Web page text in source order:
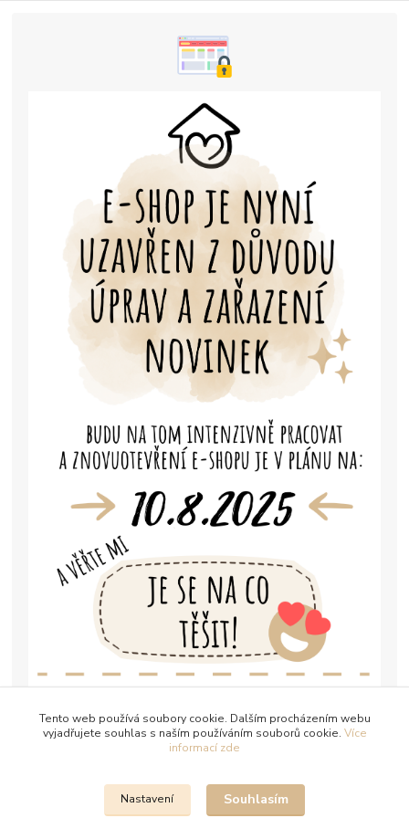
Tento web používá soubory cookie. Dalším procházením webu
vyjadřujete souhlas s naším používáním souborů cookie. Více
informací zde
Nastavení Souhlasím